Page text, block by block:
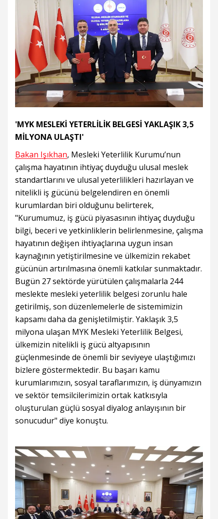
'MYK MESLEKİ YETERLİLİK BELGESİ YAKLAŞIK 3,5
MİLYONA ULAŞTI'
Bakan Işıkhan, Mesleki Yeterlilik Kurumu’nun
çalışma hayatının ihtiyaç duyduğu ulusal meslek
standartlarını ve ulusal yeterlilikleri hazırlayan ve
nitelikli iş gücünü belgelendiren en önemli
kurumlardan biri olduğunu belirterek,
"Kurumumuz, iş gücü piyasasının ihtiyaç duyduğu
bilgi, beceri ve yetkinliklerin belirlenmesine, çalışma
hayatının değişen ihtiyaçlarına uygun insan
kaynağının yetiştirilmesine ve ülkemizin rekabet
gücünün artırılmasına önemli katkılar sunmaktadır.
Bugün 27 sektörde yürütülen çalışmalarla 244
meslekte mesleki yeterlilik belgesi zorunlu hale
getirilmiş, son düzenlemelerle de sistemimizin
kapsamı daha da genişletilmiştir. Yaklaşık 3,5
milyona ulaşan MYK Mesleki Yeterlilik Belgesi,
ülkemizin nitelikli iş gücü altyapısının
güçlenmesinde de önemli bir seviyeye ulaştığımızı
bizlere göstermektedir. Bu başarı kamu
kurumlarımızın, sosyal taraflarımızın, iş dünyamızın
ve sektör temsilcilerimizin ortak katkısıyla
oluşturulan güçlü sosyal diyalog anlayışının bir
sonucudur" diye konuştu.